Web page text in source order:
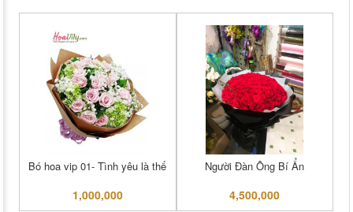
Bó hoa vip 01- Tình yêu là thế
1,000,000
Người Đàn Ông Bí Ẩn
4,500,000